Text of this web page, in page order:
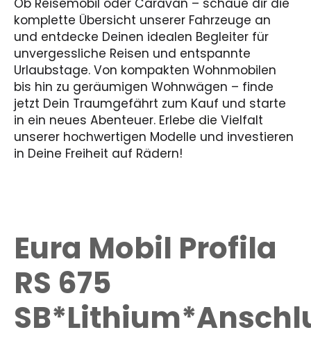
Ob Reisemobil oder Caravan – schaue dir die
komplette Übersicht unserer Fahrzeuge an
und entdecke Deinen idealen Begleiter für
unvergessliche Reisen und entspannte
Urlaubstage. Von kompakten Wohnmobilen
bis hin zu geräumigen Wohnwägen – finde
jetzt Dein Traumgefährt zum Kauf und starte
in ein neues Abenteuer. Erlebe die Vielfalt
unserer hochwertigen Modelle und investieren
in Deine Freiheit auf Rädern!
Eura Mobil Profila
RS 675